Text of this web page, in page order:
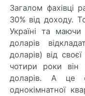
Загалом фахівці
30% від доходу.
Україні та
доларів
доларів) від
чотири роки
доларів. А це
однокімнатної